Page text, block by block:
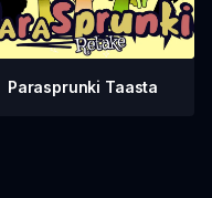
Parasprunki Taasta